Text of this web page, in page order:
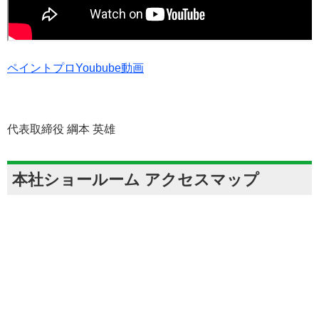
ペイントプロYoubube動画
代表取締役 綱本 英雄
本社ショールーム アクセスマップ